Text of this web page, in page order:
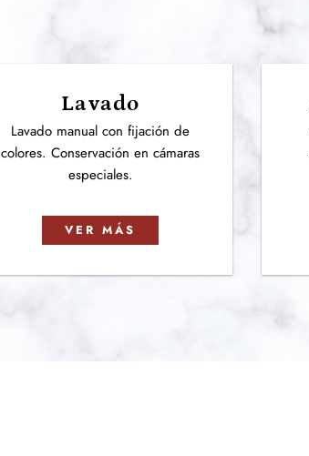
Lavado
Lavado manual con fijación de
colores. Conservación en cámaras
especiales.
VER MÁS